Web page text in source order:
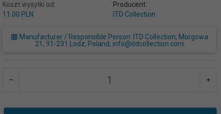
Koszt wysyłki od:
11.00 PLN
Producent:
ITD Collection
Manufacturer / Responsible Person: ITD Collection, Morgowa
21, 91-231 Lodz, Poland, info@itdcollection.com